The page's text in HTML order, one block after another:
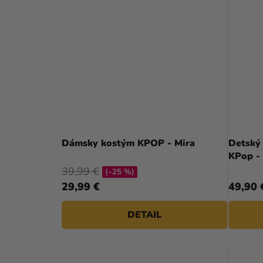
Dámsky kostým KPOP - Mira
29,99 €
39,99 € (–25 %)
DETAIL
KPop
49,90